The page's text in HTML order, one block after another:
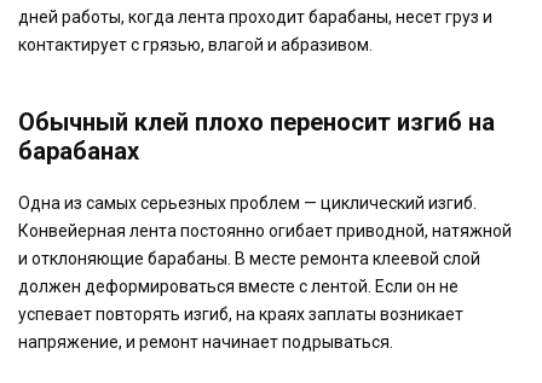
дней работы, когда лента проходит барабаны, несет груз и
контактирует с грязью, влагой и абразивом.
Обычный клей плохо переносит изгиб на
барабанах
Одна из самых серьезных проблем — циклический изгиб.
Конвейерная лента постоянно огибает приводной, натяжной
и отклоняющие барабаны. В месте ремонта клеевой слой
должен деформироваться вместе с лентой. Если он не
успевает повторять изгиб, на краях заплаты возникает
напряжение, и ремонт начинает подрываться.